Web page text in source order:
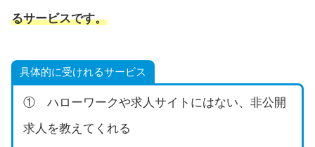
るサービスです。
具体的に受けれるサービス
① ハローワークや求人サイトにはない、非公開
求人を教えてくれる